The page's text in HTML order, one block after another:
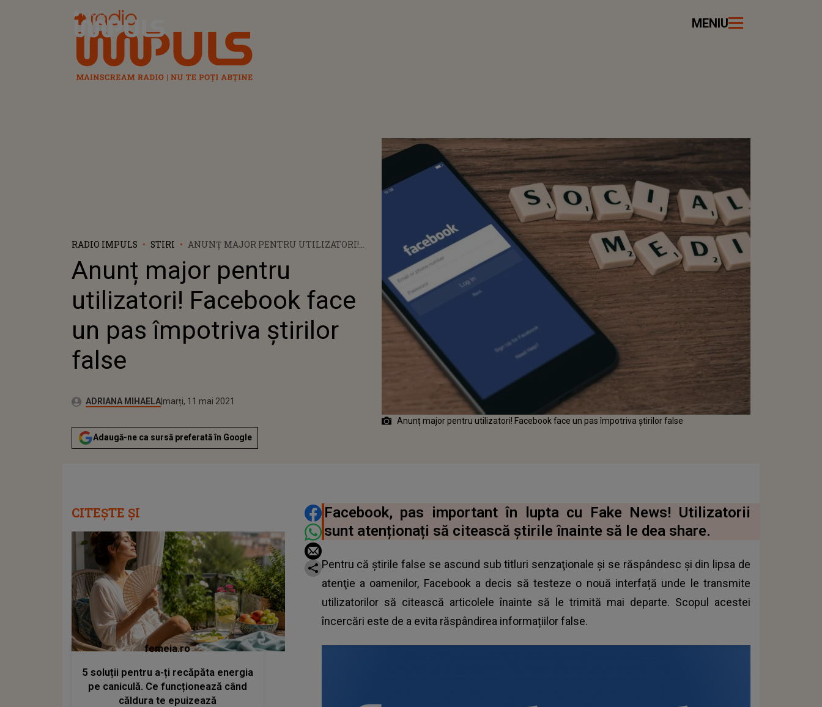
Radio Impuls MENIU
RADIO IMPULS STIRI
ANUNȚ MAJOR PENTRU UTILIZATORI!
ȘTIRILOR FALSE
Anunț major pentru
utilizatori! Facebook face
un pas împotriva știrilor
false
Autor:ADRIANA MIHAELAPublicat:
marți, 11 mai 2021
Actualizat:
marți, 11 mai 2021
Adaugă-ne ca sursă preferată în Google
Anunț major pentru utilizatori! Facebook face un pas împotriva știrilor false
DISTRIBUIE ARTICOLUL
Facebook, pas important în lupta cu Fake News! Utilizatorii
sunt atenționați să citească știrile înainte să le dea share.
Pentru că ştirile false se ascund sub titluri senzaţionale şi se răspândesc şi din lipsa de
atenţie a oamenilor, Facebook a decis să testeze o nouă interfață unde le transmite
utilizatorilor să citească articolele înainte să le trimită mai departe. Scopul acestei
încercări este de a evita răspândirea informațiilor false.
CITEȘTE ȘI
femeia.ro
5 soluții pentru a-ți recăpăta energia
pe caniculă. Ce funcționează când
căldura te epuizează